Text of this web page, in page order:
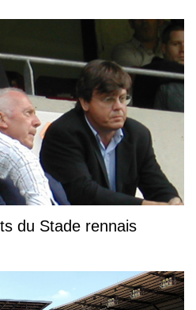
du Stade rennais